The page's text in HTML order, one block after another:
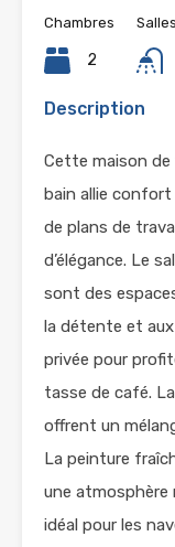
Chambres
2
Description
Cette maison de
bain allie
de plans de
d’élégance. Le
sont des
la détente et
privée pour
tasse de café.
offrent un
La peinture
une atmosphère
idéal pour les